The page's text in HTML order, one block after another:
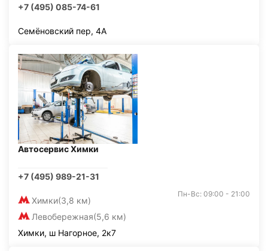
+7 (495) 085-74-61
Семёновский пер, 4А
Автосервис Химки
+7 (495) 989-21-31
Химки(3,8 км)
Левобережная(5,6 км)
Пн-Вс: 09:00 - 21:00
Химки, ш Нагорное, 2к7